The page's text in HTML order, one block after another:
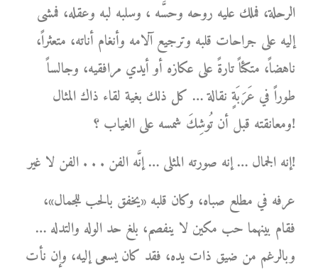
الرحلة، فملك عليه روحه وحسَّه ، وسلبه لبه وعقله، فمشى
إليه على جراحات قلبه وترجيع آلامه وأنغام أناته، متعثراً،
ناهضاً، متكئاً تارةً على عكازه أو أيدي مرافقيه، وجالساً
طوراً في عَرَبَةٍ نقالة … كل ذلك بغية لقاء ذاك المثال
ومعانقته قبل أن تُوشِكَ شمسه على الغياب ؟!
إنه الجمال … إنه صورته المثلى … إنَّه الفن . . . الفن لا غير!
عرفه في مطلع صباه، وكان قلبه «يخفق بالحب للجمال»،
فقام بينهما حب مكين لا ينفصم، بلغ حد الوله والتدله …
وبالرغم من ضيق ذات يده، فقد كان يسعى إليه، وإن نأت